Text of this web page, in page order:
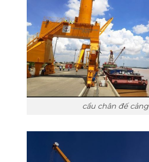
cẩu chân đế cảng